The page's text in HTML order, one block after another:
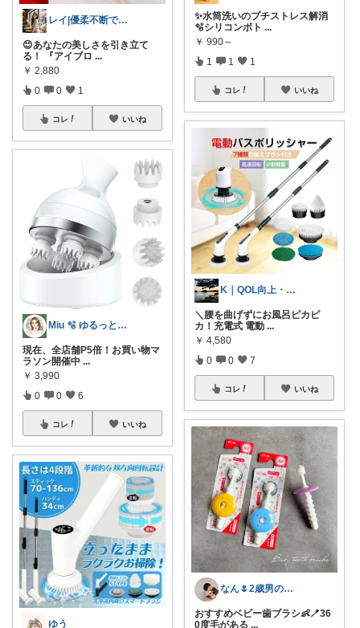
レイ|優柔不断で選べない🥲
😊あなたの美しさを引き立て
る！ 『アイブロ ...
￥ 2,880
0 0 1
コレ いいね
Miu 🫧 ゆるっと自分磨き。
現在、全店舗P5倍！お買い物マ
ラソン開催中 ...
￥ 3,990
0 0 6
コレ いいね
ゆう
✨水筒洗いのプチストレス解消
🫧シリコンボト ...
￥ 990～
1 1 1
コレ いいね
K｜QOL向上・良品選定室
＼腰を曲げずにお風呂ピカピ
カ！充電式 電動 ...
￥ 4,580
0 0 7
コレ いいね
なん🌷2歳男の子ママ⿻*.アイコン変更
おすすめベビー歯ブラシ👶🪥36
0度毛がある ...